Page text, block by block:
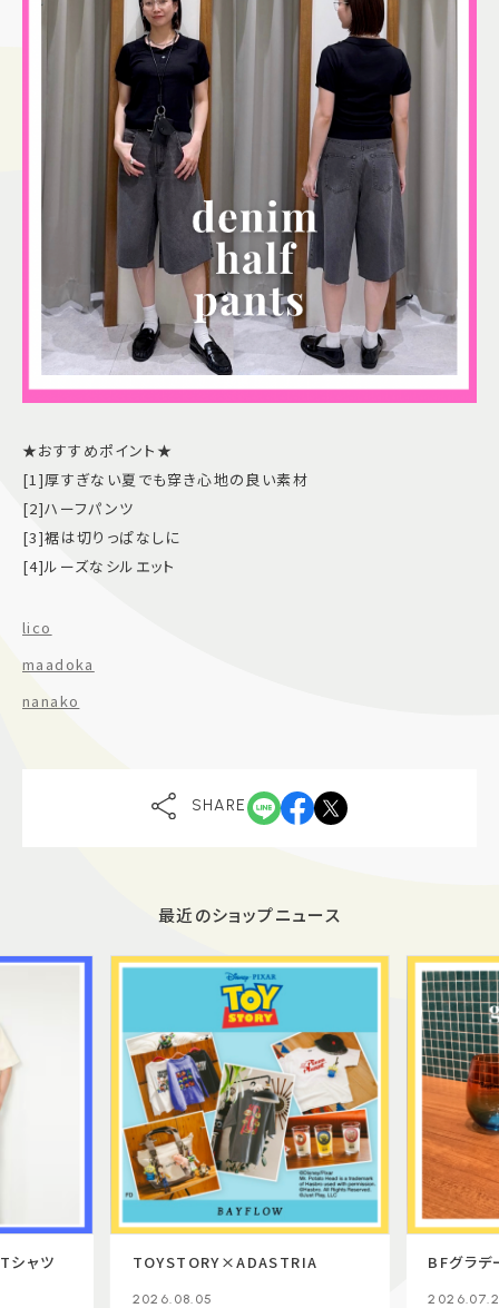
Follow US
★おすすめポイント★
[1]厚すぎない夏でも穿き心地の良い素材
[2]ハーフパンツ
[3]裾は切りっぱなしに
[4]ルーズなシルエット
lico
maadoka
nanako
SHARE
最近のショップニュース
シャツ TOYSTORY×ADASTRIA
2026.08.05
BFグラデ